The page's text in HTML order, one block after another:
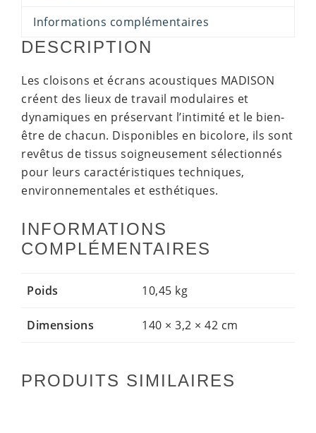
Informations complémentaires
DESCRIPTION
Les cloisons et écrans acoustiques MADISON
créent des lieux de travail modulaires et
dynamiques en préservant l’intimité et le bien-
être de chacun. Disponibles en bicolore, ils sont
revêtus de tissus soigneusement sélectionnés
pour leurs caractéristiques techniques,
environnementales et esthétiques.
INFORMATIONS
COMPLÉMENTAIRES
Poids 10,45 kg
Dimensions 140 × 3,2 × 42 cm
PRODUITS SIMILAIRES